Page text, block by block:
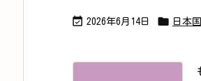
 2026年6月14日  日本